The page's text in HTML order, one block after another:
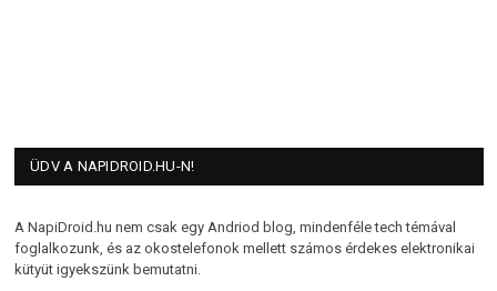
ÜDV A NAPIDROID.HU-N!
A NapiDroid.hu nem csak egy Andriod blog, mindenféle tech témával
foglalkozunk, és az okostelefonok mellett számos érdekes elektronikai
kütyüt igyekszünk bemutatni.